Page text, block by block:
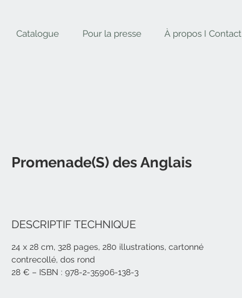
Catalogue Pour la presse À propos I Contact
Promenade(S) des Anglais
DESCRIPTIF TECHNIQUE
24 x 28 cm, 328 pages, 280 illustrations, cartonné
contrecollé, dos rond
28 € – ISBN : 978-2-35906-138-3